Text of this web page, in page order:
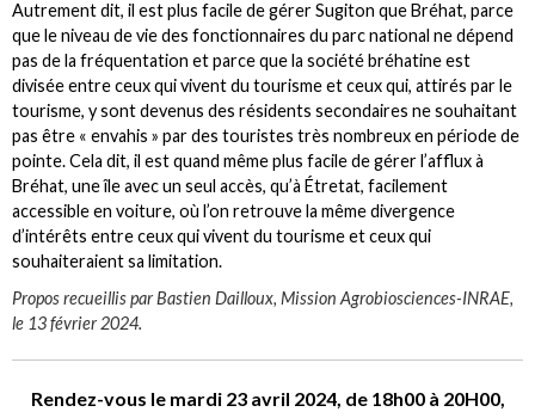
Autrement dit, il est plus facile de gérer Sugiton que Bréhat, parce
que le niveau de vie des fonctionnaires du parc national ne dépend
pas de la fréquentation et parce que la société bréhatine est
divisée entre ceux qui vivent du tourisme et ceux qui, attirés par le
tourisme, y sont devenus des résidents secondaires ne souhaitant
pas être « envahis » par des touristes très nombreux en période de
pointe. Cela dit, il est quand même plus facile de gérer l’afflux à
Bréhat, une île avec un seul accès, qu’à Étretat, facilement
accessible en voiture, où l’on retrouve la même divergence
d’intérêts entre ceux qui vivent du tourisme et ceux qui
souhaiteraient sa limitation.
Propos recueillis par Bastien Dailloux, Mission Agrobiosciences-INRAE,
le 13 février 2024.
Rendez-vous le mardi 23 avril 2024, de 18h00 à 20H00,